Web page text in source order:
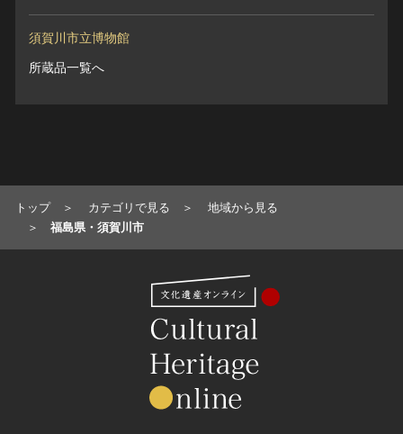
須賀川市立博物館
所蔵品一覧へ
トップ カテゴリで見る
地域から見る
福島県・須賀川市